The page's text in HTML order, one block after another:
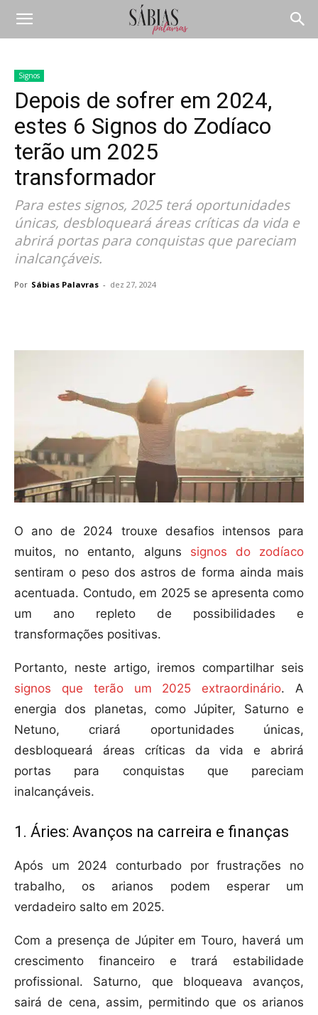
Signos
Depois de sofrer em 2024,
estes 6 Signos do Zodíaco
terão um 2025
transformador
Para estes signos, 2025 terá oportunidades
únicas, desbloqueará áreas críticas da vida e
abrirá portas para conquistas que pareciam
inalcançáveis.
Por Sábias Palavras - dez 27, 2024
O ano de 2024 trouxe desafios intensos para
muitos, no entanto, alguns signos do zodíaco
sentiram o peso dos astros de forma ainda mais
acentuada. Contudo, em 2025 se apresenta como
um ano repleto de possibilidades e
transformações positivas.
Portanto, neste artigo, iremos compartilhar seis
signos que terão um 2025 extraordinário. A
energia dos planetas, como Júpiter, Saturno e
Netuno, criará oportunidades únicas,
desbloqueará áreas críticas da vida e abrirá
portas para conquistas que pareciam
inalcançáveis.
1. Áries: Avanços na carreira e finanças
Após um 2024 conturbado por frustrações no
trabalho, os arianos podem esperar um
verdadeiro salto em 2025.
Com a presença de Júpiter em Touro, haverá um
crescimento financeiro e trará estabilidade
profissional. Saturno, que bloqueava avanços,
sairá de cena, assim, permitindo que os arianos